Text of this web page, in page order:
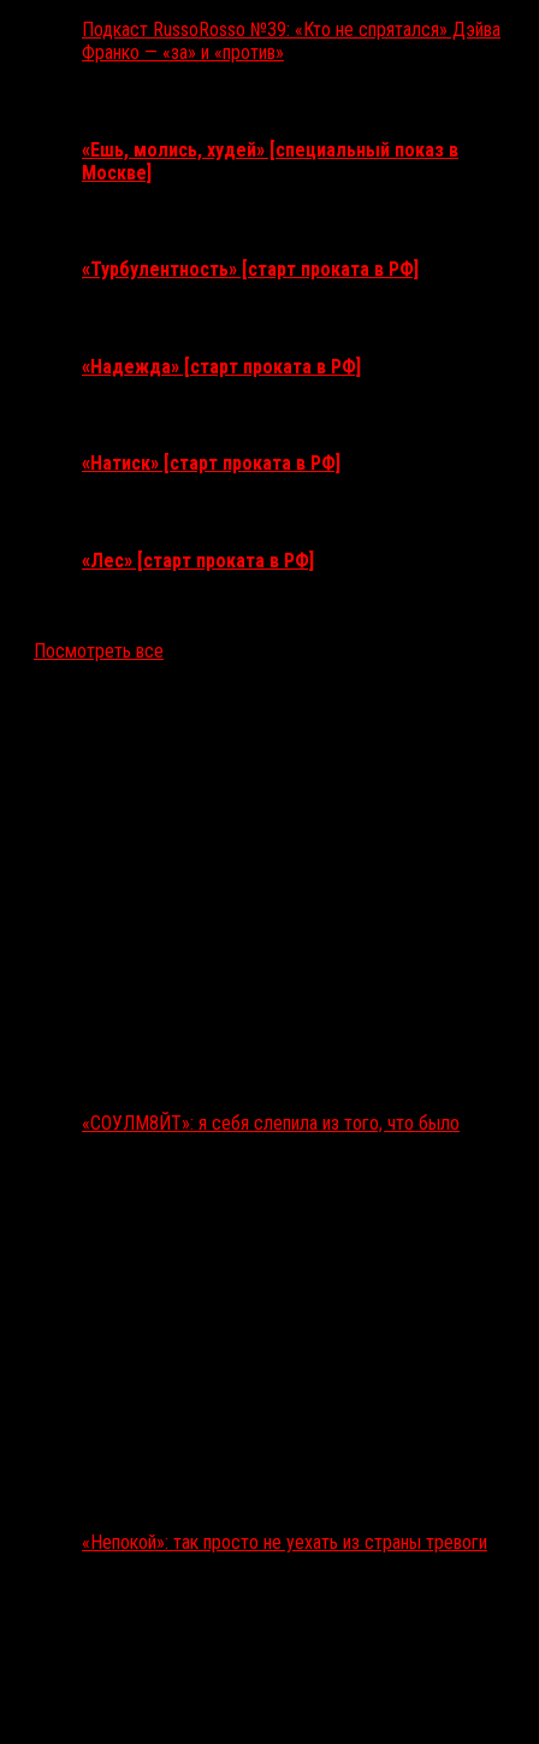
Подкаст RussoRosso №39: «Кто не спрятался» Дэйва
Франко — «за» и «против»
«Ешь, молись, худей» [специальный показ в
Москве]
«Турбулентность» [старт проката в РФ]
«Надежда» [старт проката в РФ]
«Натиск» [старт проката в РФ]
«Лес» [старт проката в РФ]
Посмотреть все
«СОУЛМ8ЙТ»: я себя слепила из того, что было
«Непокой»: так просто не уехать из страны тревоги